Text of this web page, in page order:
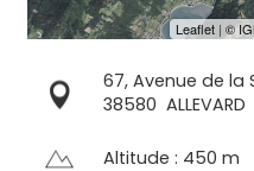
67, Avenue de la
38580 ALLEVARD
Altitude : 450 m